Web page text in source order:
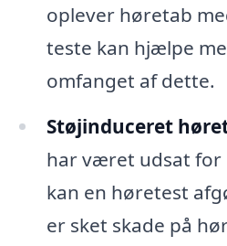
oplever høretab
teste kan hjælpe
omfanget af dette.
Støjinduceret
har været udsat for
kan en høretest
er sket skade på